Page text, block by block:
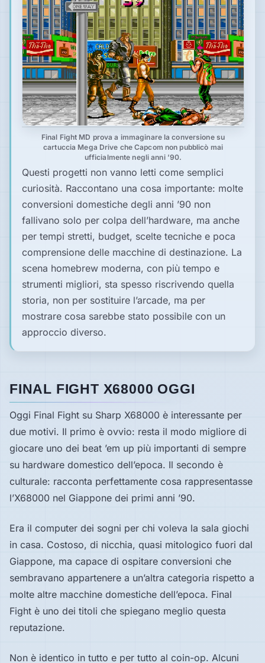
Final Fight MD prova a immaginare la conversione su
cartuccia Mega Drive che Capcom non pubblicò mai
ufficialmente negli anni ’90.
Questi progetti non vanno letti come semplici
curiosità. Raccontano una cosa importante: molte
conversioni domestiche degli anni ’90 non
fallivano solo per colpa dell’hardware, ma anche
per tempi stretti, budget, scelte tecniche e poca
comprensione delle macchine di destinazione. La
scena homebrew moderna, con più tempo e
strumenti migliori, sta spesso riscrivendo quella
storia, non per sostituire l’arcade, ma per
mostrare cosa sarebbe stato possibile con un
approccio diverso.
FINAL FIGHT X68000 OGGI
Oggi Final Fight su Sharp X68000 è interessante per
due motivi. Il primo è ovvio: resta il modo migliore di
giocare uno dei beat ’em up più importanti di sempre
su hardware domestico dell’epoca. Il secondo è
culturale: racconta perfettamente cosa rappresentasse
l’X68000 nel Giappone dei primi anni ’90.
Era il computer dei sogni per chi voleva la sala giochi
in casa. Costoso, di nicchia, quasi mitologico fuori dal
Giappone, ma capace di ospitare conversioni che
sembravano appartenere a un’altra categoria rispetto a
molte altre macchine domestiche dell’epoca. Final
Fight è uno dei titoli che spiegano meglio questa
reputazione.
Non è identico in tutto e per tutto al coin-op. Alcuni